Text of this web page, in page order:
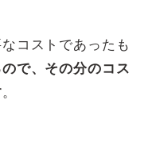
コストであったも
で、その分のコス
。